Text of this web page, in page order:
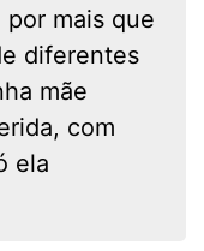
mais que
diferentes
mãe
com
ela